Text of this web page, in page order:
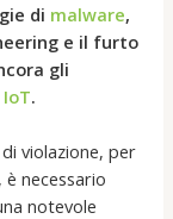
di malware,
e il furto
gli
IoT.
violazione, per
necessario
notevole